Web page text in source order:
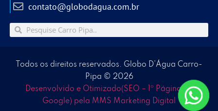
contato@globodagua.com.br
Todos os direitos reservados. Globo D’Água Carro-
Pipa © 2026
Desenvolvido e Otimizado(SEO – 1º Página no
Google) pela MMS Marketing Digital